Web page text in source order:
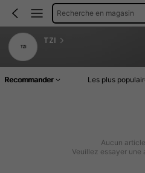
Recherche en magasin
TZI
Recommander Les plus
Aucun
Veuillez essayer une